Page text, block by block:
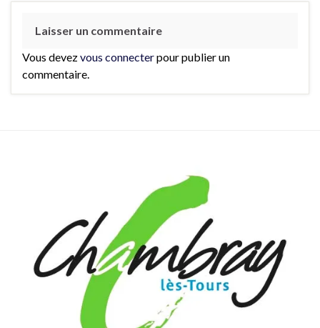
Laisser un commentaire
Vous devezvous connecterpour publier un
commentaire.